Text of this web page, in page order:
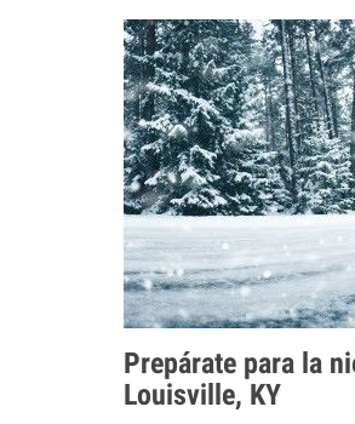
Prepárate para la
Louisville, KY